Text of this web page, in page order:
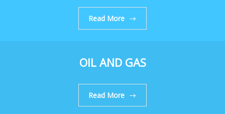
Read More
OIL AND GAS
Read More